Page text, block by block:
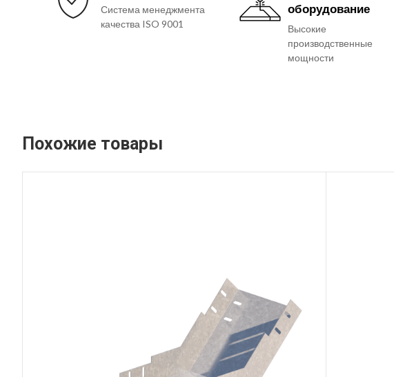
Система менеджмента
качества ISO 9001
оборудование
Высокие
производственные
мощности
Похожие товары